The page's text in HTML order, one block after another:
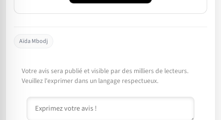
Aïda Mbodj
Votre avis sera publié et visible par des milliers de lecteurs.
Veuillez l'exprimer dans un langage respectueux.
Commentaire